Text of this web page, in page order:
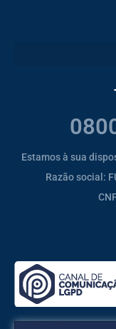
Estamos à sua
Razão social: